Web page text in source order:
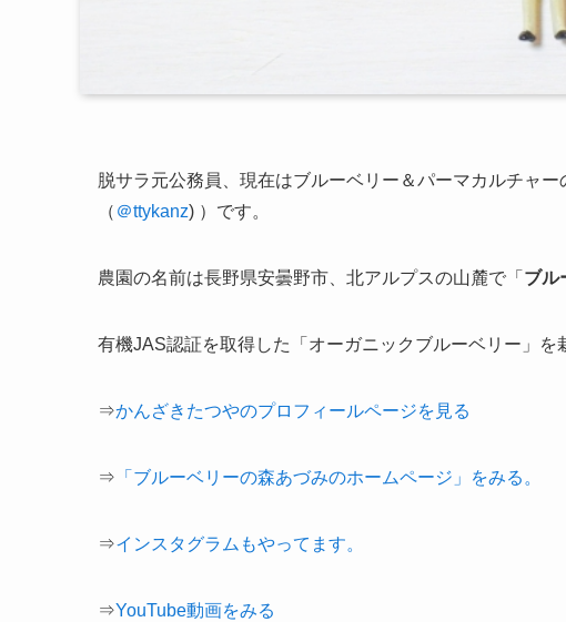
脱サラ元公務員、現在はブルーベリー＆パーマカルチャー
（ ＠ttykanz) ）です。
農園の名前は長野県安曇野市、北アルプスの山麓で「 ブル
有機JAS認証を取得した「オーガニックブルーベリー」を
⇒かんざきたつやのプロフィールページを見る
⇒ 「ブルーベリーの森あづみのホームページ」をみる。
⇒インスタグラムもやってます。
⇒YouTube動画をみる